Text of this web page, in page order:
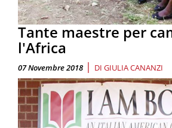
Tante maestre per
l'Africa
07 Novembre 2018 | DI GIULIA CANANZI